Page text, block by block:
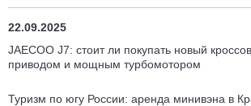
22.09.2025
JAECOO J7: стоит ли покупать новый
приводом и мощным турбомотором
Туризм по югу России: аренда минивэна в